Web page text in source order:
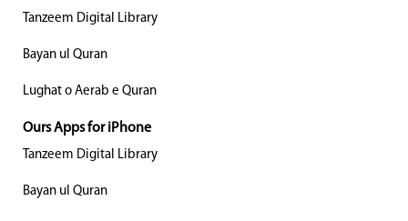
Tanzeem Digital Library
Bayan ul Quran
Lughat o Aerab e Quran
Ours Apps for iPhone
Tanzeem Digital Library
Bayan ul Quran